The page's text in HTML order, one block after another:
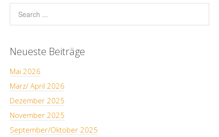
Neueste Beiträge
Mai 2026
März/ April 2026
Dezember 2025
November 2025
September/Oktober 2025